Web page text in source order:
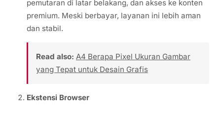
pemutaran di latar belakang, dan akses ke konten
premium. Meski berbayar, layanan ini lebih aman
dan stabil.
Read also: A4 Berapa Pixel Ukuran Gambar
yang Tepat untuk Desain Grafis
Ekstensi Browser